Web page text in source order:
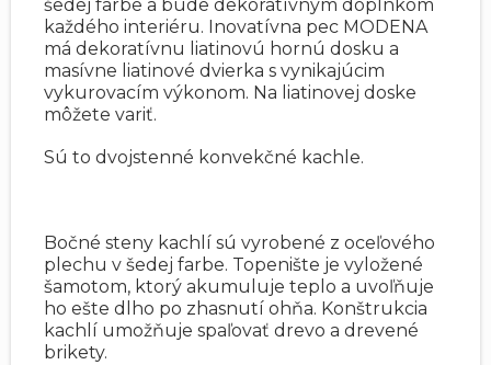
šedej farbe a bude dekoratívnym doplnkom
každého interiéru. Inovatívna pec MODENA
má dekoratívnu liatinovú hornú dosku a
masívne liatinové dvierka s vynikajúcim
vykurovacím výkonom. Na liatinovej doske
môžete variť.
Sú to dvojstenné konvekčné kachle.
Bočné steny kachlí sú vyrobené z oceľového
plechu v šedej farbe. Topenište je vyložené
šamotom, ktorý akumuluje teplo a uvoľňuje
ho ešte dlho po zhasnutí ohňa. Konštrukcia
kachlí umožňuje spaľovať drevo a drevené
brikety.